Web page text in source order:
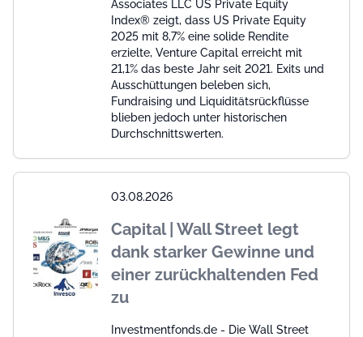
Associates LLC US Private Equity
Index® zeigt, dass US Private Equity
2025 mit 8,7% eine solide Rendite
erzielte, Venture Capital erreicht mit
21,1% das beste Jahr seit 2021. Exits und
Ausschüttungen beleben sich,
Fundraising und Liquiditätsrückflüsse
blieben jedoch unter historischen
Durchschnittswerten.
03.08.2026
Capital | Wall Street legt
dank starker Gewinne und
einer zurückhaltenden Fed
zu
Investmentfonds.de - Die Wall Street